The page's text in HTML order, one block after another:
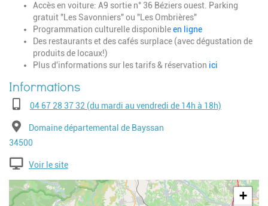
Accès en voiture: A9 sortie n° 36 Béziers ouest. Parking
gratuit "Les Savonniers" ou "Les Ombrières"
Programmation culturelle disponibleen ligne
Des restaurants et des cafés surplace (avec dégustation de
produits de locaux!)
Plus d'informations sur les tarifs & réservation ici
Téléphone04 67 28 37 32 (du mardi au vendredi de 14h à 18h)
AdresseDomaine départemental de Bayssan
Code postal
34500
Voir le site
Geolocalisation
+